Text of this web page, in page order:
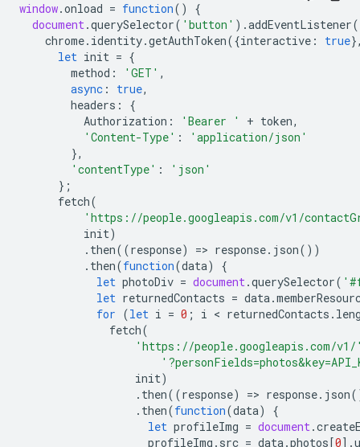
window.onload = function()
{
document.querySelector( 'button' ).addEventListener(
chrome. identity.getAuthToken({interactive : true
let init = {
method : 'GET' ,
async : true,
headers :
{
Authorization : 'Bearer ' + token,
'Content-Type' :
'application/json'
},
'contentType' :
'json'
};
fetch(
'https://people.googleapis.com/v1/
init)
. then((response) => response. json())
. then(function(data)
{
let photoDiv = document.querySelector(
let returnedContacts = data.
for (let i = 0 ; i < returnedContacts .
fetch(
'https://people.googleapis.com/
init)
. then((response) => response. json
. then(function(data)
{
let profileImg = document.
profileImg . src = data.photos [0].